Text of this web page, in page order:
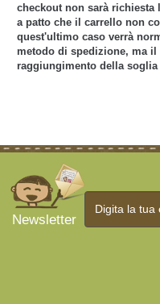
checkout non sarà
a patto che il carrello non
quest'ultimo caso verrà
metodo di spedizione, ma
raggiungimento della
Newsletter